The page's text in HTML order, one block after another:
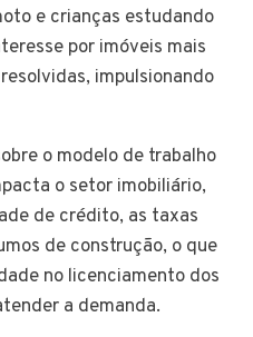
e crianças estudando
por imóveis mais
impulsionando
o modelo de trabalho
o setor imobiliário,
de crédito, as taxas
de construção, o que
no licenciamento dos
a demanda.